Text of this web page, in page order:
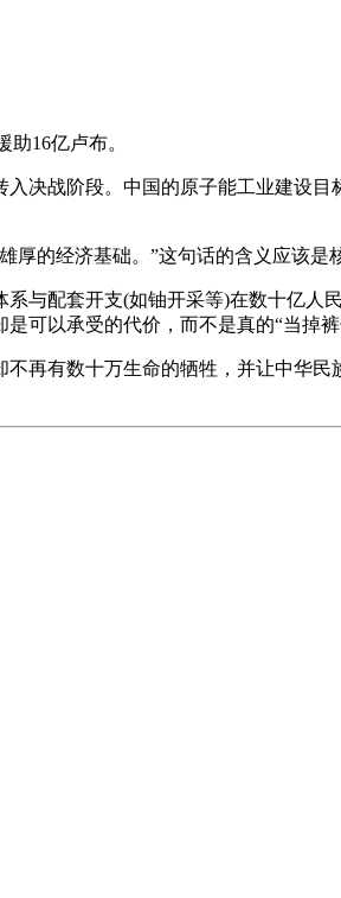
16亿卢布。
决战阶段。中国的原子能工业建设
的经济基础。”这句话的含义应该是
与配套开支(如铀开采等)在数十亿
可以承受的代价，而不是真的“当掉裤
再有数十万生命的牺牲，并让中华民